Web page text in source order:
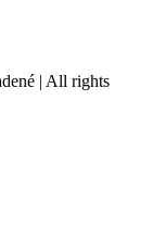
| All rights